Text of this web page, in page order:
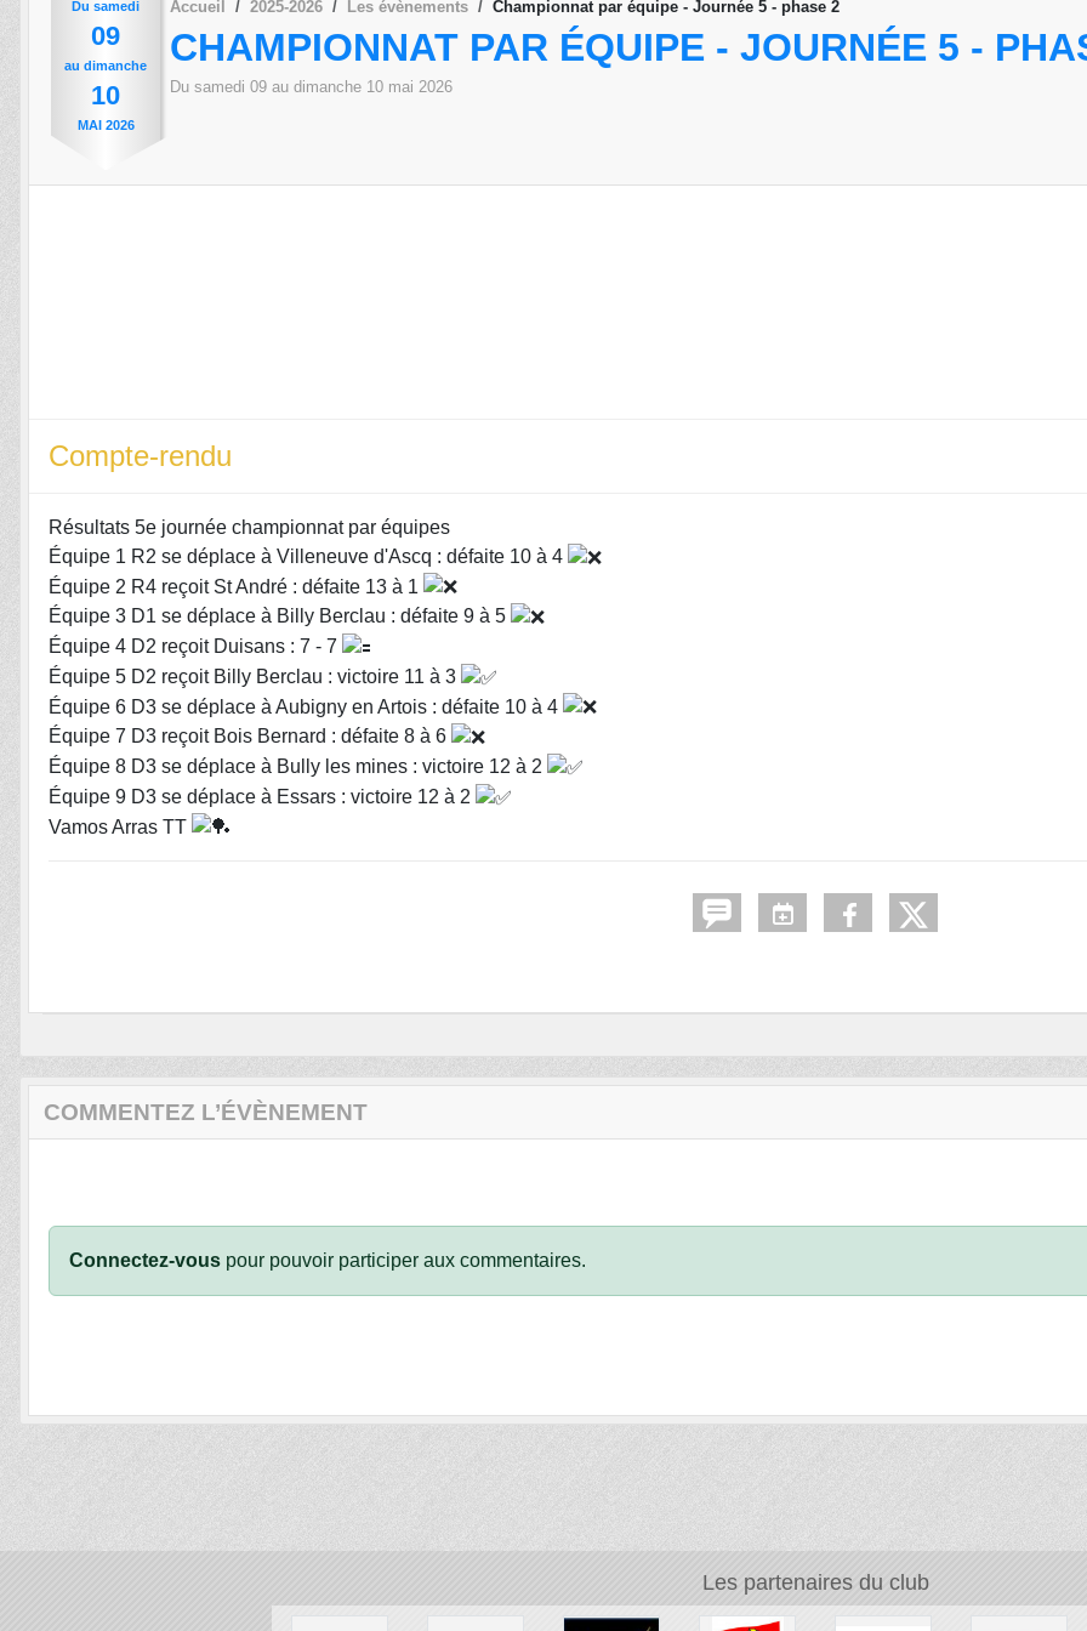
Du samedi
09
au dimanche
10
MAI 2026
Accueil 2025-2026 Les évènements Championnat par équipe - Journée 5 - phase 2
CHAMPIONNAT PAR ÉQUIPE - JOURNÉE 5 -
Du samedi 09 au dimanche 10 mai 2026
Compte-rendu
Résultats 5e journée championnat par équipes
Équipe 1 R2 se déplace à Villeneuve d'Ascq : défaite 10 à 4
Équipe 2 R4 reçoit St André : défaite 13 à 1
Équipe 3 D1 se déplace à Billy Berclau : défaite 9 à 5
Équipe 4 D2 reçoit Duisans : 7 - 7
Équipe 5 D2 reçoit Billy Berclau : victoire 11 à 3
Équipe 6 D3 se déplace à Aubigny en Artois : défaite 10 à 4
Équipe 7 D3 reçoit Bois Bernard : défaite 8 à 6
Équipe 8 D3 se déplace à Bully les mines : victoire 12 à 2
Équipe 9 D3 se déplace à Essars : victoire 12 à 2
Vamos Arras TT
COMMENTEZ L’ÉVÈNEMENT
Connectez-vous pour pouvoir participer aux commentaires.
Les partenaires du club